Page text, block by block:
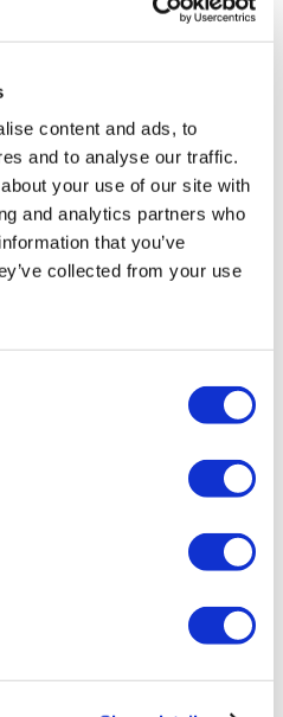
content and ads, to
and to analyse our traffic.
your use of our site with
and analytics partners who
that you’ve
collected from your use